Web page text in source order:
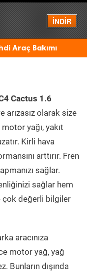
İNDİR
Menü
Araç Bakımı
Cactus 1.6
arızasız olarak size
yağı, yakıt
Kirli hava
arttırır. Fren
sağlar.
sağlar hem
çok değerli bilgiler
aracınıza
motor yağ, yağ
Bunların dışında